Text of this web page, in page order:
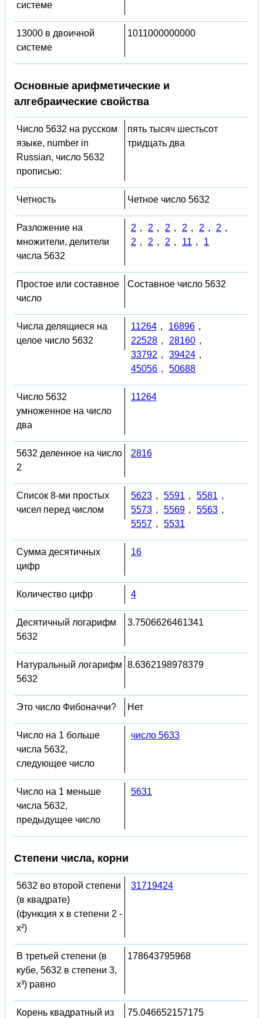
системе
13000 в двоичной
системе
1011000000000
Основные арифметические и
алгебраические свойства
Число 5632 на русском
языке, number in
Russian, число 5632
прописью:
пять тысяч шестьсот
тридцать два
Четность Четное число 5632
Разложение на
множители, делители
числа 5632
2 , 2 , 2 , 2 , 2 , 2 ,
2 , 2 , 2 , 11 , 1
Простое или составное
число
Составное число 5632
Числа делящиеся на
целое число 5632
11264 , 16896 ,
22528 , 28160 ,
33792 , 39424 ,
45056 , 50688
Число 5632
умноженное на число
два
11264
5632 деленное на число
2
2816
Список 8-ми простых
чисел перед числом
5623 , 5591 , 5581 ,
5573 , 5569 , 5563 ,
5557 , 5531
Сумма десятичных
цифр
16
Количество цифр 4
Десятичный логарифм
5632
3.7506626461341
Натуральный логарифм
5632
8.6362198978379
Это число Фибоначчи? Нет
Число на 1 больше
числа 5632,
следующее число
число 5633
Число на 1 меньше
числа 5632,
предыдущее число
5631
Степени числа, корни
5632 во второй степени
(в квадрате)
(функция x в степени 2 -
x²)
31719424
В третьей степени (в
кубе, 5632 в степени 3,
x³) равно
178643795968
Корень квадратный из
75.046652157175